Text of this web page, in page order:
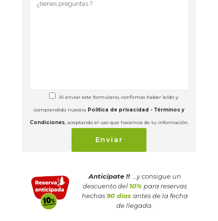
Al enviar este formulario, confirmas haber leído y
comprendido nuestra Política de privacidad - Términos y
Condiciones, aceptando el uso que hacemos de tu información.
Anticípate !!…y consigue un
descuento del 10% para reservas
hechas90 días antes de la fecha
de llegada.